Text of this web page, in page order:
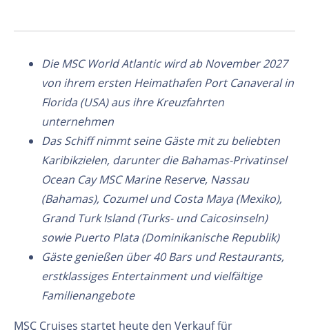
Die MSC World Atlantic wird ab November 2027
von ihrem ersten Heimathafen Port Canaveral in
Florida (USA) aus ihre Kreuzfahrten
unternehmen
Das Schiff nimmt seine Gäste mit zu beliebten
Karibikzielen, darunter die Bahamas-Privatinsel
Ocean Cay MSC Marine Reserve, Nassau
(Bahamas), Cozumel und Costa Maya (Mexiko),
Grand Turk Island (Turks- und Caicosinseln)
sowie Puerto Plata (Dominikanische Republik)
Gäste genießen über 40 Bars und Restaurants,
erstklassiges Entertainment und vielfältige
Familienangebote
MSC Cruises startet heute den Verkauf für